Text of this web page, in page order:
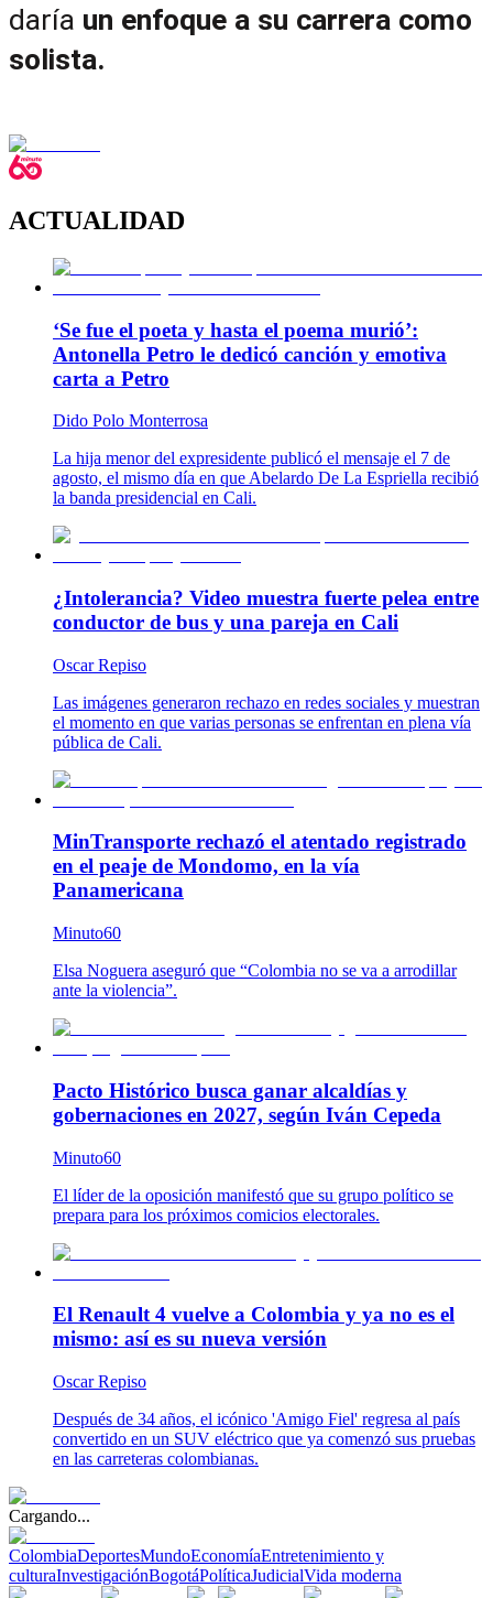
daría un enfoque a su carrera como
solista.
ACTUALIDAD
‘Se fue el poeta y hasta el poema murió’:
Antonella Petro le dedicó canción y emotiva
carta a Petro
Dido Polo Monterrosa
La hija menor del expresidente publicó el mensaje el 7 de
agosto, el mismo día en que Abelardo De La Espriella recibió
la banda presidencial en Cali.
¿Intolerancia? Video muestra fuerte pelea entre
conductor de bus y una pareja en Cali
Oscar Repiso
Las imágenes generaron rechazo en redes sociales y muestran
el momento en que varias personas se enfrentan en plena vía
pública de Cali.
MinTransporte rechazó el atentado registrado
en el peaje de Mondomo, en la vía
Panamericana
Minuto60
Elsa Noguera aseguró que “Colombia no se va a arrodillar
ante la violencia”.
Pacto Histórico busca ganar alcaldías y
gobernaciones en 2027, según Iván Cepeda
Minuto60
El líder de la oposición manifestó que su grupo político se
prepara para los próximos comicios electorales.
El Renault 4 vuelve a Colombia y ya no es el
mismo: así es su nueva versión
Oscar Repiso
Después de 34 años, el icónico 'Amigo Fiel' regresa al país
convertido en un SUV eléctrico que ya comenzó sus pruebas
en las carreteras colombianas.
Cargando...
ColombiaDeportesMundoEconomíaEntretenimiento y
culturaInvestigaciónBogotáPolíticaJudicialVida moderna